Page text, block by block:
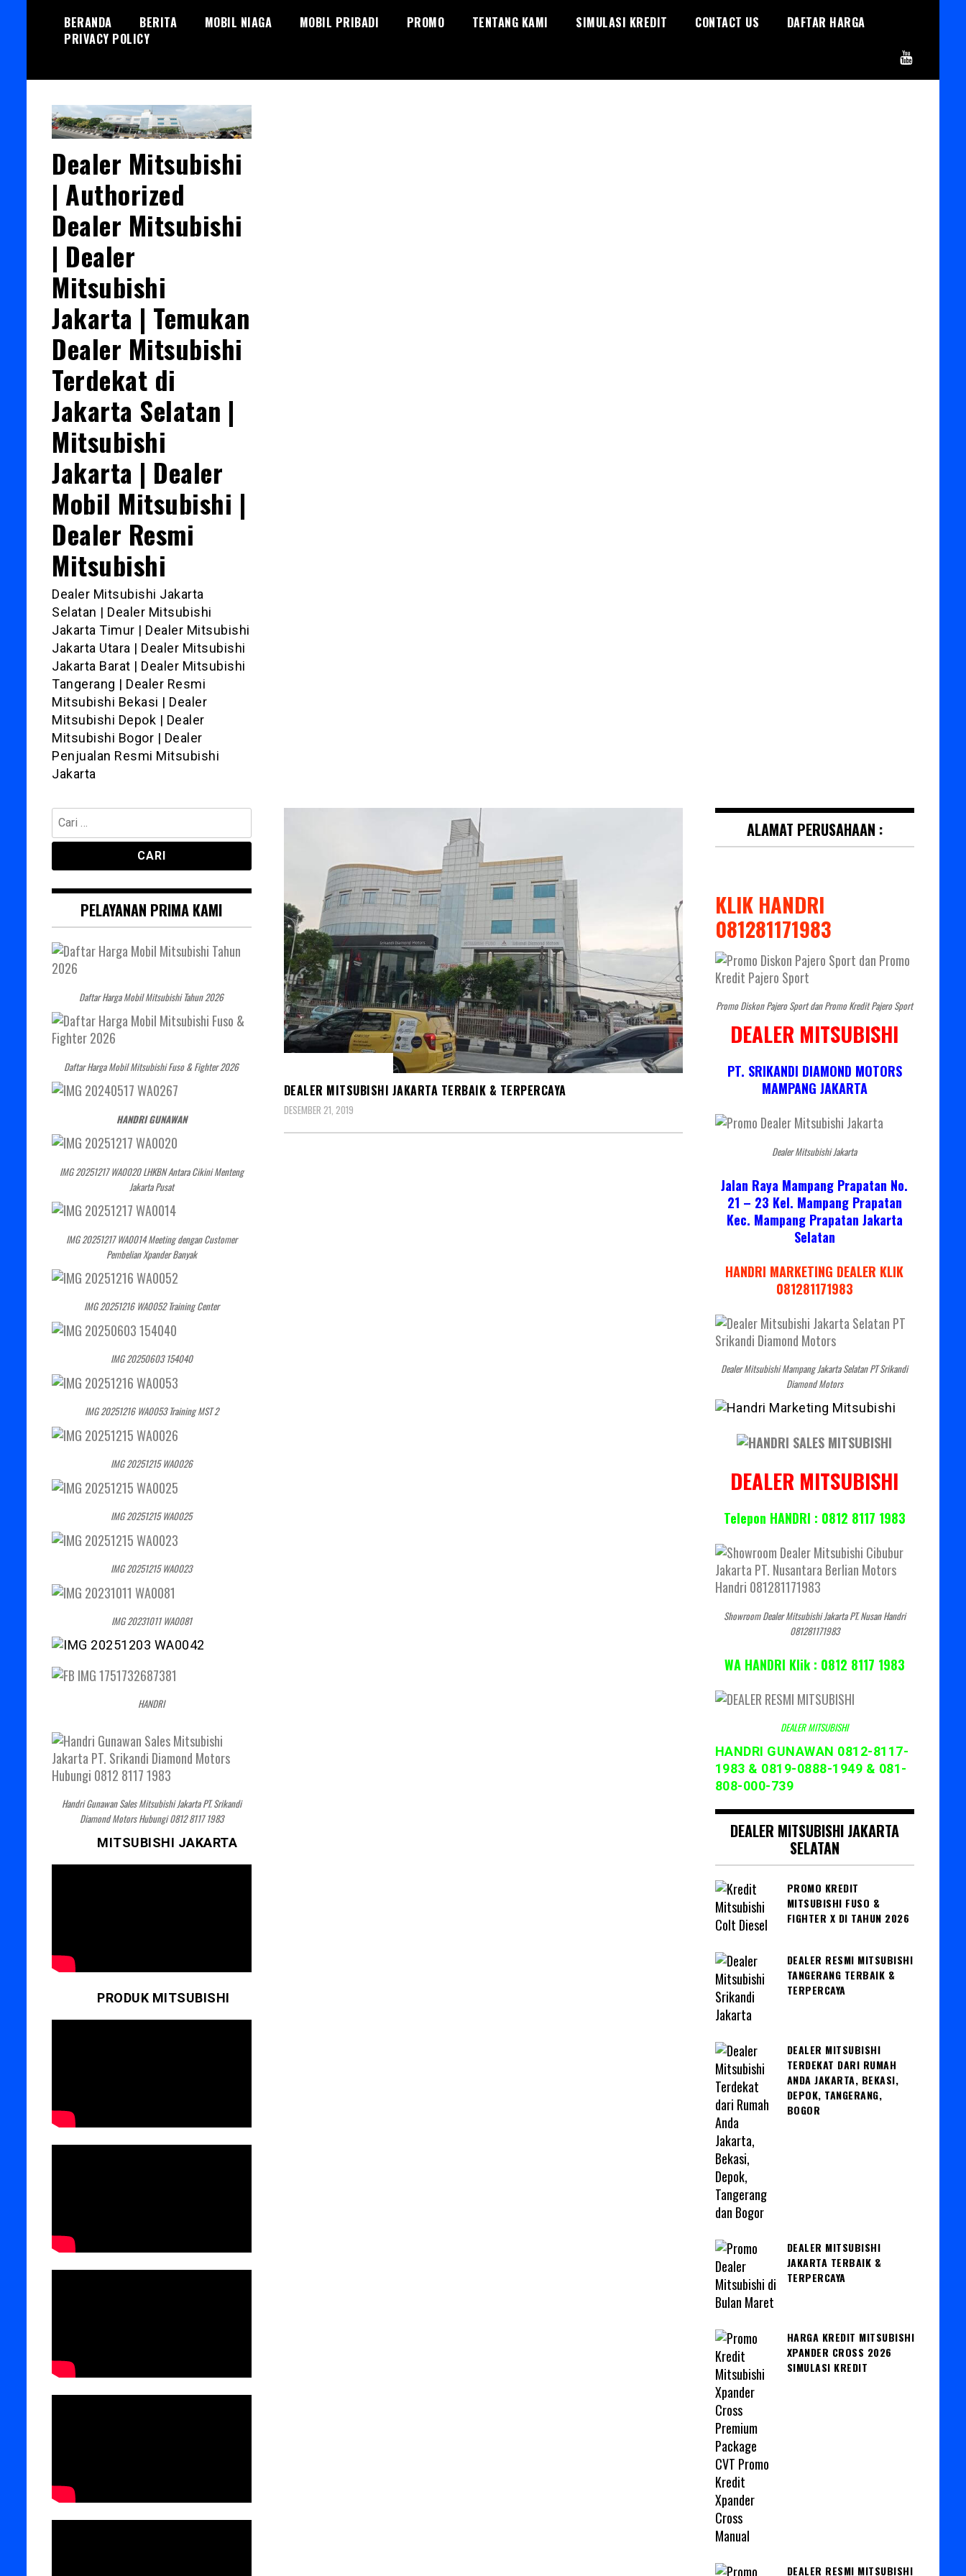
BERANDA BERITA MOBIL NIAGA MOBIL PRIBADI PROMO TENTANG KAMI SIMULASI KREDIT CONTACT US
DAFTAR HARGA
PRIVACY POLICY
Dealer Mitsubishi
| Authorized
Dealer Mitsubishi
| Dealer
Mitsubishi
Jakarta | Temukan
Dealer Mitsubishi
Terdekat di
Jakarta Selatan |
Mitsubishi
Jakarta | Dealer
Mobil Mitsubishi |
Dealer Resmi
Mitsubishi
Dealer Mitsubishi Jakarta
Selatan | Dealer Mitsubishi
Jakarta Timur | Dealer Mitsubishi
Jakarta Utara | Dealer Mitsubishi
Jakarta Barat | Dealer Mitsubishi
Tangerang | Dealer Resmi
Mitsubishi Bekasi | Dealer
Mitsubishi Depok | Dealer
Mitsubishi Bogor | Dealer
Penjualan Resmi Mitsubishi
Jakarta
DEALER MITSUBISHI JAKARTA TERBAIK & TERPERCAYA
DESEMBER 21, 2019
Cari
untuk:
PELAYANAN PRIMA KAMI
Daftar Harga Mobil Mitsubishi Tahun 2026
Daftar Harga Mobil Mitsubishi Fuso & Fighter 2026
HANDRI GUNAWAN
IMG 20251217 WA0020 LHKBN Antara Cikini Menteng
Jakarta Pusat
IMG 20251217 WA0014 Meeting dengan Customer
Pembelian Xpander Banyak
IMG 20251216 WA0052 Training Center
IMG 20250603 154040
IMG 20251216 WA0053 Training MST 2
IMG 20251215 WA0026
IMG 20251215 WA0025
IMG 20251215 WA0023
IMG 20231011 WA0081
HANDRI
Handri Gunawan Sales Mitsubishi Jakarta PT. Srikandi
Diamond Motors Hubungi 0812 8117 1983
MITSUBISHI JAKARTA
PRODUK MITSUBISHI
ALAMAT PERUSAHAAN :
KLIK HANDRI
081281171983
Promo Diskon Pajero Sport dan Promo Kredit Pajero Sport
DEALER MITSUBISHI
PT. SRIKANDI DIAMOND MOTORS
MAMPANG JAKARTA
Dealer Mitsubishi Jakarta
Jalan Raya Mampang Prapatan No.
21 – 23 Kel. Mampang Prapatan
Kec. Mampang Prapatan Jakarta
Selatan
HANDRI MARKETING DEALER KLIK
081281171983
Dealer Mitsubishi Mampang Jakarta Selatan PT Srikandi
Diamond Motors
DEALER MITSUBISHI
Telepon HANDRI : 0812 8117 1983
Showroom Dealer Mitsubishi Jakarta PT. Nusan Handri
081281171983
WA HANDRI Klik : 0812 8117 1983
DEALER MITSUBISHI
HANDRI GUNAWAN 0812-8117-
1983 & 0819-0888-1949 & 081-
808-000-739
DEALER MITSUBISHI JAKARTA
SELATAN
PROMO KREDIT
MITSUBISHI FUSO &
FIGHTER X DI TAHUN 2026
DEALER RESMI MITSUBISHI
TANGERANG TERBAIK &
TERPERCAYA
DEALER MITSUBISHI
TERDEKAT DARI RUMAH
ANDA JAKARTA, BEKASI,
DEPOK, TANGERANG,
BOGOR
DEALER MITSUBISHI
JAKARTA TERBAIK &
TERPERCAYA
HARGA KREDIT MITSUBISHI
XPANDER CROSS 2026
SIMULASI KREDIT
DEALER RESMI MITSUBISHI